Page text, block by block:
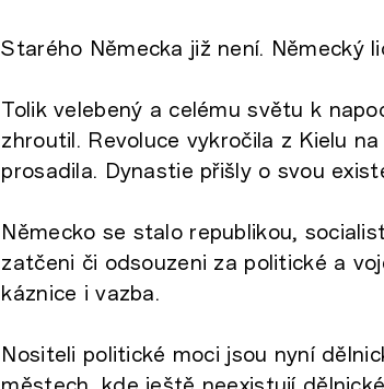
Starého Německa již není. Německý
Tolik velebený a celému světu k
zhroutil. Revoluce vykročila z Kielu
prosadila. Dynastie přišly o svou
Německo se stalo republikou,
zatčeni či odsouzeni za politické a
káznice i vazba.
Nositeli politické moci jsou nyní
městech, kde ještě neexistují